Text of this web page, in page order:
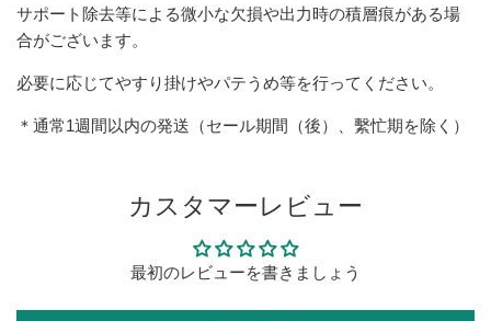
サポート除去等による微小な欠損や出力時の積層痕がある場
合がございます。
必要に応じてやすり掛けやパテうめ等を行ってください。
＊通常1週間以内の発送（セール期間（後）、繫忙期を除く）
カスタマーレビュー
最初のレビューを書きましょう